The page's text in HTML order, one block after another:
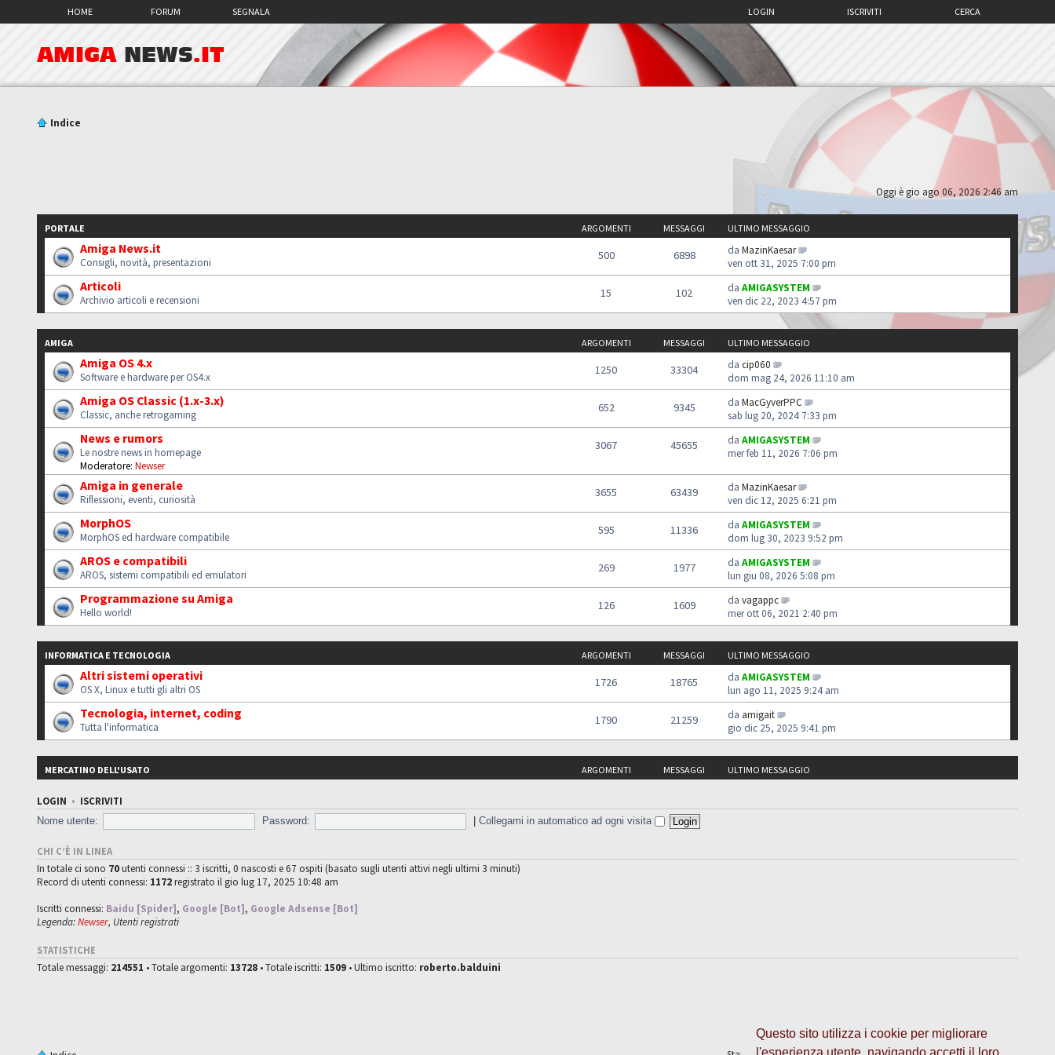
Questo sito utilizza i cookie per migliorare
l'esperienza utente, navigando accetti il loro
HOME FORUM SEGNALA CERCA
ISCRIVITI
LOGIN
AMIGA NEWS.IT
Indice
Oggi è gio ago 06, 2026 2:46 am
PORTALE ARGOMENTI MESSAGGI ULTIMO MESSAGGIO
Amiga News.it
Consigli, novità, presentazioni
500 6898 da MazinKaesar
ven ott 31, 2025 7:00 pm
Articoli
Archivio articoli e recensioni
15 102 da AMIGASYSTEM
ven dic 22, 2023 4:57 pm
AMIGA ARGOMENTI MESSAGGI ULTIMO MESSAGGIO
Amiga OS 4.x
Software e hardware per OS4.x
1250 33304 da cip060
dom mag 24, 2026 11:10 am
Amiga OS Classic (1.x-3.x)
Classic, anche retrogaming
652 9345 da MacGyverPPC
sab lug 20, 2024 7:33 pm
News e rumors
Le nostre news in homepage
Moderatore: Newser
3067 45655 da AMIGASYSTEM
mer feb 11, 2026 7:06 pm
Amiga in generale
Riflessioni, eventi, curiosità
3655 63439 da MazinKaesar
ven dic 12, 2025 6:21 pm
MorphOS
MorphOS ed hardware compatibile
595 11336 da AMIGASYSTEM
dom lug 30, 2023 9:52 pm
AROS e compatibili
AROS, sistemi compatibili ed emulatori
269 1977 da AMIGASYSTEM
lun giu 08, 2026 5:08 pm
Programmazione su Amiga
Hello world!
126 1609 da vagappc
mer ott 06, 2021 2:40 pm
INFORMATICA E TECNOLOGIA ARGOMENTI MESSAGGI ULTIMO MESSAGGIO
Altri sistemi operativi
OS X, Linux e tutti gli altri OS
1726 18765 da AMIGASYSTEM
lun ago 11, 2025 9:24 am
Tecnologia, internet, coding
Tutta l'informatica
1790 21259 da amigait
gio dic 25, 2025 9:41 pm
MERCATINO DELL'USATO ARGOMENTI MESSAGGI ULTIMO MESSAGGIO
LOGIN • ISCRIVITI
Nome utente:
Password: |Collegami in automatico ad ogni visita
CHI C’È IN LINEA
In totale ci sono 70utenti connessi :: 3 iscritti, 0 nascosti e 67 ospiti (basato sugli utenti attivi negli ultimi 3 minuti)
Record di utenti connessi: 1172registrato il gio lug 17, 2025 10:48 am
Iscritti connessi: Baidu [Spider], Google [Bot], Google Adsense [Bot]
Legenda:Newser, Utenti registrati
STATISTICHE
Totale messaggi: 214551 • Totale argomenti: 13728 • Totale iscritti: 1509 • Ultimo iscritto: roberto.balduini